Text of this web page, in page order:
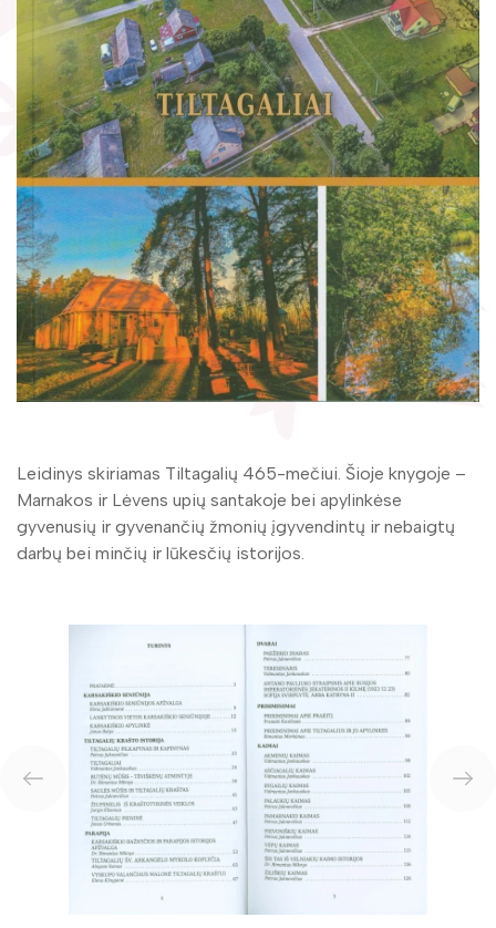
Gaunami periodiniai leidiniai
Tarpbibliotekinis abonementas
Knygomatai
Internetas
Klubai
Literatų klubas „Polėkis“
Interaktyvi kelionė
Gabrielės Petkevičaitės-Bitės literatūrinė
premija
Bibliotekos 70-metis
Virtuali biblioteka
Leidinys skiriamas Tiltagalių 465-mečiui. Šioje knygoje –
Marnakos ir Lėvens upių santakoje bei apylinkėse
gyvenusių ir gyvenančių žmonių įgyvendintų ir nebaigtų
darbų bei minčių ir lūkesčių istorijos.